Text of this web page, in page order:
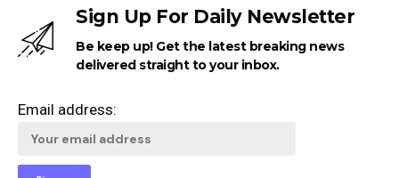
Sign Up For Daily Newsletter
Be keep up! Get the latest breaking news
delivered straight to your inbox.
Email address: